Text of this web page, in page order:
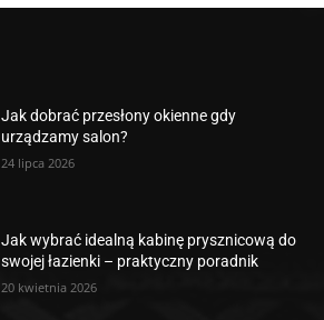
Jak dobrać przesłony okienne gdy
urządzamy salon?
24 lipca 2026
Jak wybrać idealną kabinę prysznicową do
swojej łazienki – praktyczny poradnik
20 kwietnia 2026